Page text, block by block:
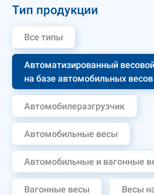
Тип продукции
Все типы
Автоматизированный
на базе автомобильных весов
Автомобилеразгрузчик
Автомобильные весы
Автомобильные и вагонные
Вагонные весы Весы